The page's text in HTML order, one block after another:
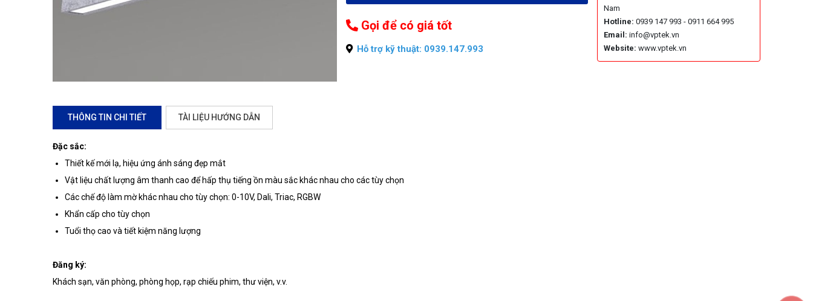
Gọi để có giá tốt
Hỗ trợ kỹ thuật: 0939.147.993
Nam
Hotline: 0939 147 993 - 0911 664 995
Email: info@vptek.vn
Website: www.vptek.vn
THÔNG TIN CHI TIẾT TÀI LIỆU HƯỚNG DẪN
Đặc sắc:
Thiết kế mới lạ, hiệu ứng ánh sáng đẹp mắt
Vật liệu chất lượng âm thanh cao để hấp thụ tiếng ồn màu sắc khác nhau cho các tùy chọn
Các chế độ làm mờ khác nhau cho tùy chọn: 0-10V, Dali, Triac, RGBW
Khẩn cấp cho tùy chọn
Tuổi thọ cao và tiết kiệm năng lượng
Đăng ký:
Khách sạn, văn phòng, phòng họp, rạp chiếu phim, thư viện, v.v.